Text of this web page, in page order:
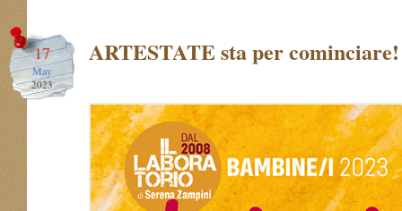
17
May
2023
ARTESTATE sta per cominciare!